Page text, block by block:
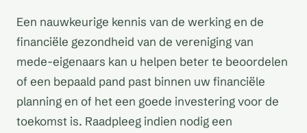
Een nauwkeurige kennis van de werking en de
financiële gezondheid van de vereniging van
mede-eigenaars kan u helpen beter te beoordelen
of een bepaald pand past binnen uw financiële
planning en of het een goede investering voor de
toekomst is. Raadpleeg indien nodig een